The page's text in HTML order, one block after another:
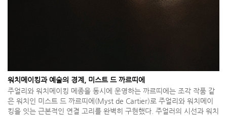
워치메이킹과 예술의 경계, 미스트 드 까르띠에
주얼리와 워치메이킹 메종을 동시에 운영하는 까르띠에는 조각 작품 같
은 워치인 미스트 드 까르띠에(Myst de Cartier)로 주얼리와 워치메이
킹을 잇는 근본적인 연결 고리를 완벽히 구현했다. 주얼러의 시선과 워치